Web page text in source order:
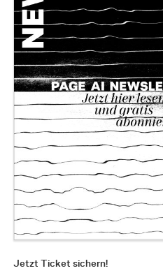
Jetzt Ticket sichern!